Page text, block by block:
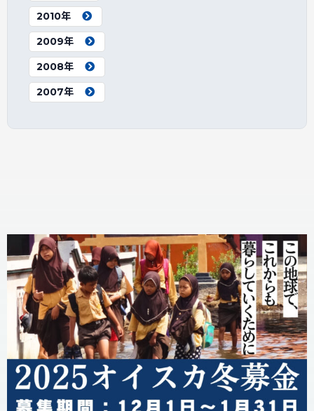
2010年
2009年
2008年
2007年